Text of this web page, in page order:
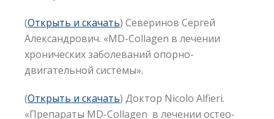
(Открыть и скачать) Северинов Сергей
Александрович. «MD-Collagen в лечении
хронических заболеваний опорно-
двигательной системы».
(Открыть и скачать) Доктор Nicolo Alfieri.
«Препараты MD-Collagen в лечении остео-